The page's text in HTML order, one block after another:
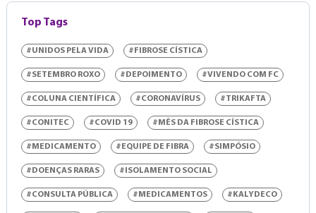
Top Tags
#UNIDOS PELA VIDA #FIBROSE CÍSTICA
#SETEMBRO ROXO #DEPOIMENTO #VIVENDO COM FC
#COLUNA CIENTÍFICA #CORONAVÍRUS #TRIKAFTA
#CONITEC #COVID 19 #MÊS DA FIBROSE CÍSTICA
#MEDICAMENTO #EQUIPE DE FIBRA #SIMPÓSIO
#DOENÇAS RARAS #ISOLAMENTO SOCIAL
#CONSULTA PÚBLICA #MEDICAMENTOS #KALYDECO